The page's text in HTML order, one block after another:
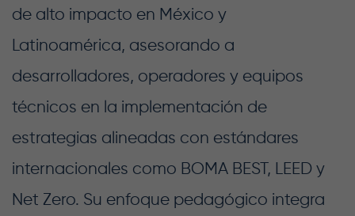
de alto impacto en México y
Latinoamérica, asesorando a
desarrolladores, operadores y equipos
técnicos en la implementación de
estrategias alineadas con estándares
internacionales como BOMA BEST, LEED y
Net Zero. Su enfoque pedagógico integra